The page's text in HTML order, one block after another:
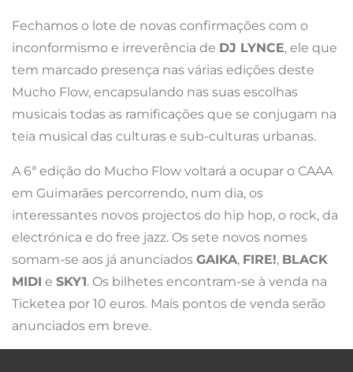
Fechamos o lote de novas confirmações com o
inconformismo e irreverência de DJ LYNCE, ele que
tem marcado presença nas várias edições deste
Mucho Flow, encapsulando nas suas escolhas
musicais todas as ramificações que se conjugam na
teia musical das culturas e sub-culturas urbanas.
A 6ª edição do Mucho Flow voltará a ocupar o CAAA
em Guimarães percorrendo, num dia, os
interessantes novos projectos do hip hop, o rock, da
electrónica e do free jazz. Os sete novos nomes
somam-se aos já anunciados GAIKA, FIRE!, BLACK
MIDI e SKY1. Os bilhetes encontram-se à venda na
Ticketea por 10 euros. Mais pontos de venda serão
anunciados em breve.